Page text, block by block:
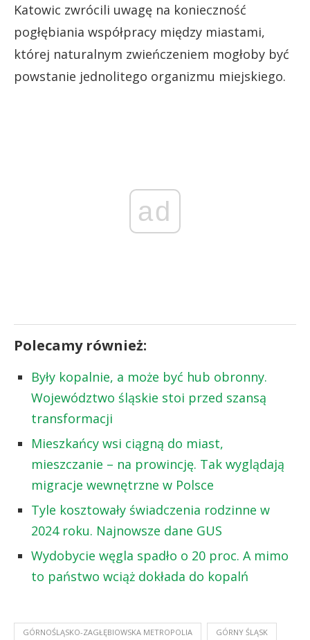
Katowic zwrócili uwagę na konieczność
pogłębiania współpracy między miastami,
której naturalnym zwieńczeniem mogłoby być
powstanie jednolitego organizmu miejskiego.
ad
Polecamy również:
Były kopalnie, a może być hub obronny.
Województwo śląskie stoi przed szansą
transformacji
Mieszkańcy wsi ciągną do miast,
mieszczanie – na prowincję. Tak wyglądają
migracje wewnętrzne w Polsce
Tyle kosztowały świadczenia rodzinne w
2024 roku. Najnowsze dane GUS
Wydobycie węgla spadło o 20 proc. A mimo
to państwo wciąż dokłada do kopalń
GÓRNOŚLĄSKO-ZAGŁĘBIOWSKA METROPOLIA GÓRNY ŚLĄSK